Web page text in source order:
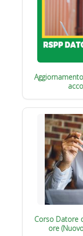
Corso Datore
ore